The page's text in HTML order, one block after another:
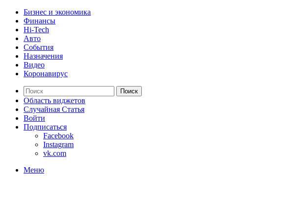
Бизнес и экономика
Финансы
Hi-Tech
Авто
События
Назначения
Видео
Коронавирус
Поиск
Область виджетов
Случайная Статья
Войти
Подписаться
Facebook
Instagram
vk.com
Меню